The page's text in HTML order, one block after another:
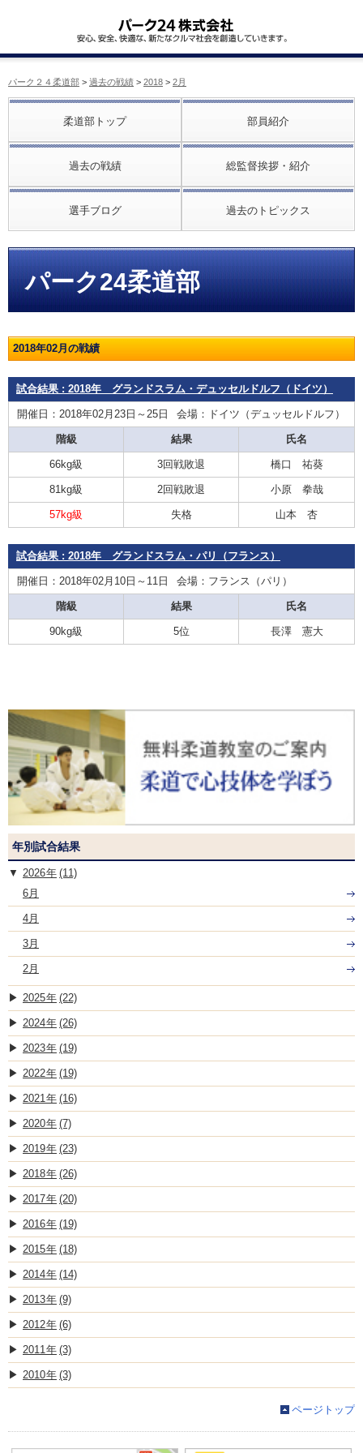
パーク２４柔道部 > 過去の戦績 > 2018 > 2月
柔道部トップ 部員紹介
過去の戦績 総監督挨拶・紹介
選手ブログ 過去のトピックス
パーク24柔道部
2018年02月の戦績
試合結果 : 2018年 グランドスラム・デュッセルドルフ（ドイツ）
開催日：2018年02月23日～25日 会場：ドイツ（デュッセルドルフ）
階級 結果 氏名
66kg級 3回戦敗退 橋口 祐葵
81kg級 2回戦敗退 小原 拳哉
57kg級 失格 山本 杏
試合結果 : 2018年 グランドスラム・パリ（フランス）
開催日：2018年02月10日～11日 会場：フランス（パリ）
階級 結果 氏名
90kg級 5位 長澤 憲大
年別試合結果
2026
(11)
6月
4月
3月
2月
2025 (22)
2024 (26)
2023 (19)
2022 (19)
2021 (16)
2020 (7)
2019 (23)
2018 (26)
2017 (20)
2016 (19)
2015 (18)
2014 (14)
2013 (9)
2012 (6)
2011 (3)
2010 (3)
ページトップ